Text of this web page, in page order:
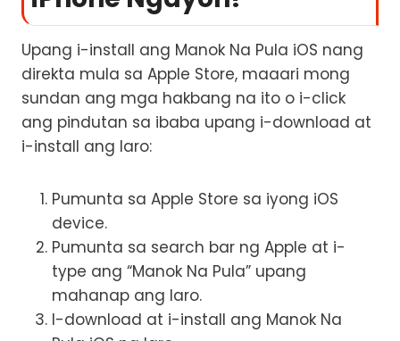
Upang i-install ang Manok Na Pula iOS nang
direkta mula sa Apple Store, maaari mong
sundan ang mga hakbang na ito o i-click
ang pindutan sa ibaba upang i-download at
i-install ang laro:
Pumunta sa Apple Store sa iyong iOS
device.
Pumunta sa search bar ng Apple at i-
type ang “Manok Na Pula” upang
mahanap ang laro.
I-download at i-install ang Manok Na